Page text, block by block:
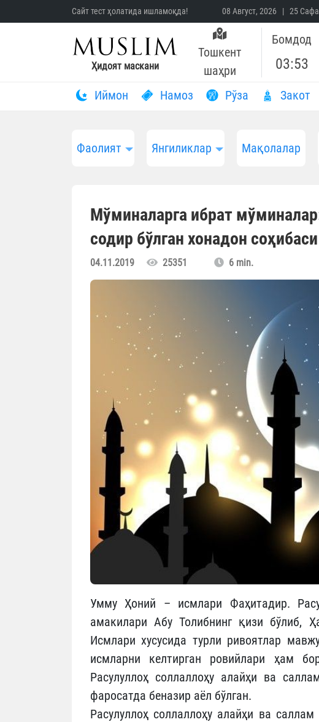
Сайт тест ҳолатида ишламоқда! 08 Август, 2026 | 25
Ҳидоят маскани
Тошкент
шаҳри
Бомдод
03:53
Иймон Намоз Рўза Закот
Фаолият Янгиликлар Мақолалар
Мўминаларга ибрат
содир бўлган хонадон соҳибаси
04.11.2019 25351 6 min.
Умму Ҳоний – исмлари Фаҳитадир.
амакилари Абу Толибнинг қизи бўлиб,
Исмлари хусусида турли ривоятлар
исмларни келтирган ровийлари ҳам
Расулуллоҳ соллаллоҳу алайҳи ва
фаросатда беназир аёл бўлган.
Расулуллоҳ соллаллоҳу алайҳи ва